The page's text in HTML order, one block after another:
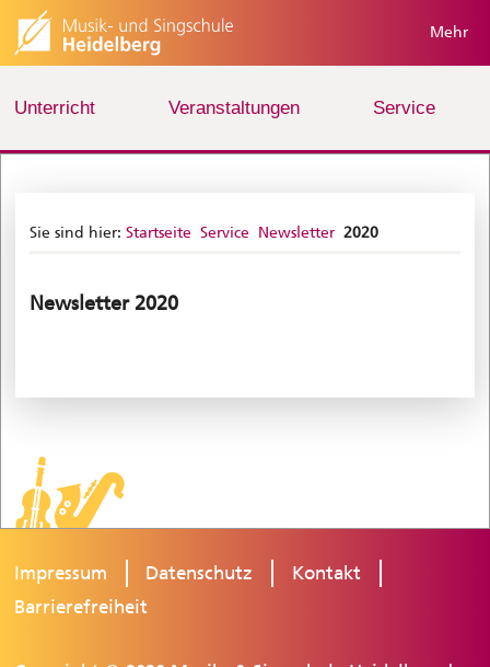
Mehr
Unterricht Veranstaltungen Service
Sie sind hier: Startseite Service Newsletter 2020
Newsletter 2020
Impressum Datenschutz
Kontakt
Barrierefreiheit